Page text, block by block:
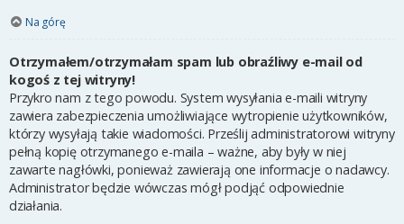
Na górę
Otrzymałem/otrzymałam spam lub obraźliwy e-mail od
kogoś z tej witryny!
Przykro nam z tego powodu. System wysyłania e-maili witryny
zawiera zabezpieczenia umożliwiające wytropienie użytkowników,
którzy wysyłają takie wiadomości. Prześlij administratorowi witryny
pełną kopię otrzymanego e-maila – ważne, aby były w niej
zawarte nagłówki, ponieważ zawierają one informacje o nadawcy.
Administrator będzie wówczas mógł podjąć odpowiednie
działania.